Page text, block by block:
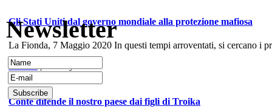
Gli Stati Uniti dal governo mondiale alla protezione mafiosa
La Fionda, 7 Maggio 2020 In questi tempi arroventati, si cercano i
Articoli
Conte difende il nostro paese dai figli di Troika
Newsletter